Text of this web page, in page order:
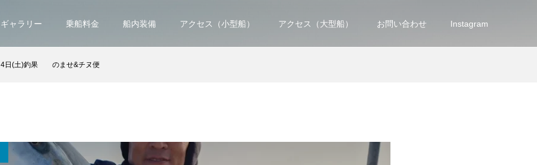
ギャラリー 乗船料金 船内装備 アクセス（小型船） アクセス（大型船） お問い合わせ Instagram
4日(土)釣果 のませ&チヌ便